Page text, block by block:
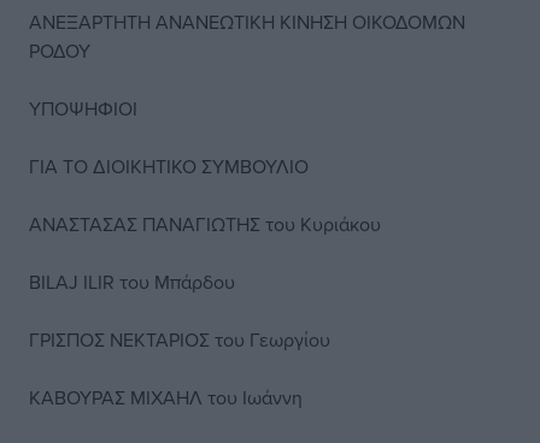
ΑΝΕΞΑΡΤΗΤΗ ANANEΩΤΙΚΗ ΚΙΝΗΣΗ ΟΙΚΟΔΟΜΩΝ
ΡΟΔΟΥ
ΥΠΟΨΗΦΙΟΙ
ΓΙΑ ΤΟ ΔΙΟΙΚΗΤΙΚΟ ΣΥΜΒΟΥΛΙΟ
ΑΝΑΣΤΑΣΑΣ ΠΑΝΑΓΙΩΤΗΣ του Κυριάκου
BILAJ ILIR του Μπάρδου
ΓΡΙΣΠΟΣ ΝΕΚΤΑΡΙΟΣ του Γεωργίου
ΚΑΒΟΥΡΑΣ ΜΙΧΑΗΛ του Ιωάννη